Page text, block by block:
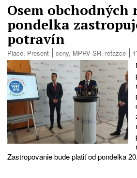
Osem obchodných
pondelka
potravín
Place, Present ceny, MPRV SR, reťazce
Zastropovanie bude platiť od pondelka